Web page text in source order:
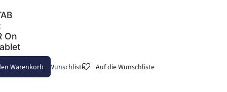
Auf die Wunschliste
On
Warenkorb Auf die Wunschliste